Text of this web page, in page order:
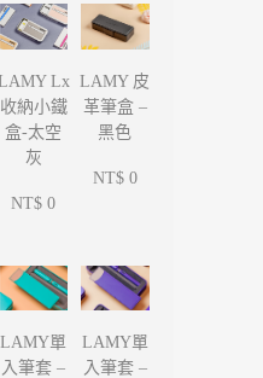
Lx
收納小鐵
盒-太空
灰
NT$ 0
LAMY 皮
革筆盒 –
黑色
NT$ 0
LAMY單
入筆套 –
LAMY單
入筆套 –